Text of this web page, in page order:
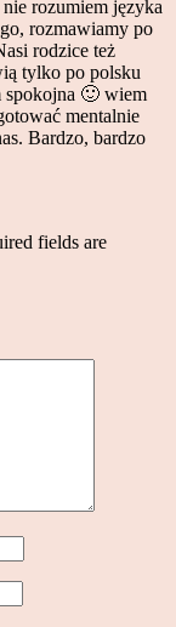
nie rozumiem języka
rozmawiamy po
rodzice też
tylko po polsku
spokojna 🙂 wiem
mentalnie
Bardzo, bardzo
fields are